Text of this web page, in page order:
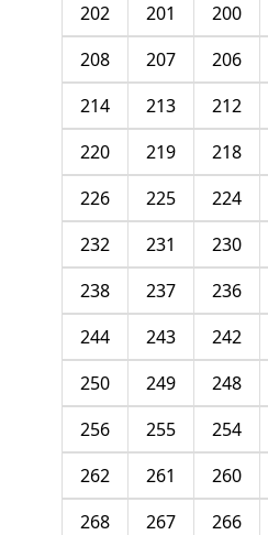
200
201
202
206
207
208
212
213
214
218
219
220
224
225
226
230
231
232
236
237
238
242
243
244
248
249
250
254
255
256
260
261
262
266
267
268